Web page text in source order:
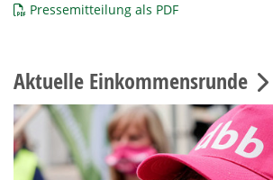
Pressemitteilung als PDF
Aktuelle Einkommensrunde